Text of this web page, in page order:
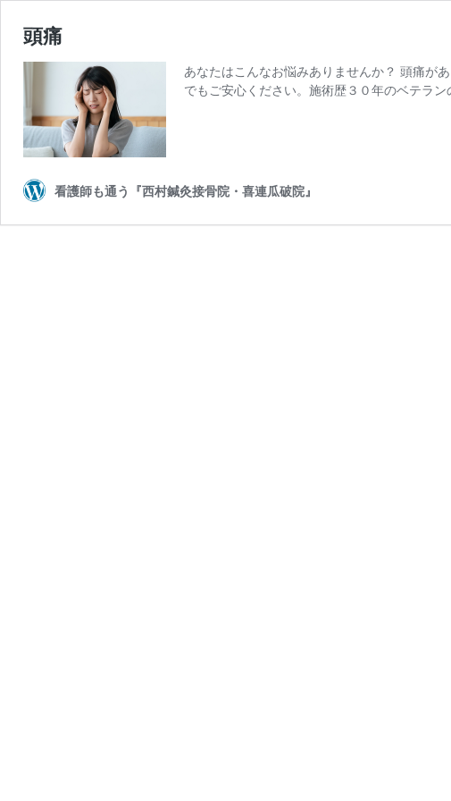
頭痛
あなたはこんなお悩みありませんか？ 頭痛が
でもご安心ください。施術歴３０年のベテラ
看護師も通う『西村鍼灸接骨院・喜連瓜破院』